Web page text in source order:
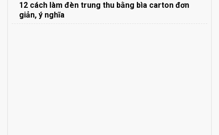
12 cách làm đèn trung thu bằng bìa carton đơn
giản, ý nghĩa